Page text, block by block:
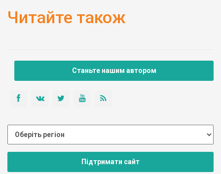
Читайте також
Станьте нашим автором
Підтримати сайт